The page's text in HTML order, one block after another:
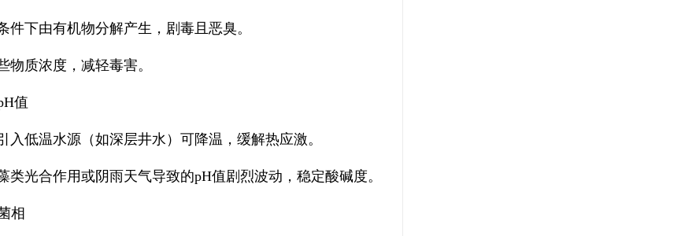
件下由有机物分解产生，剧毒且恶臭。
物质浓度，减轻毒害。
值
入低温水源（如深层井水）可降温，缓解热应激。
类光合作用或阴雨天气导致的pH值剧烈波动，稳定酸碱度。
相